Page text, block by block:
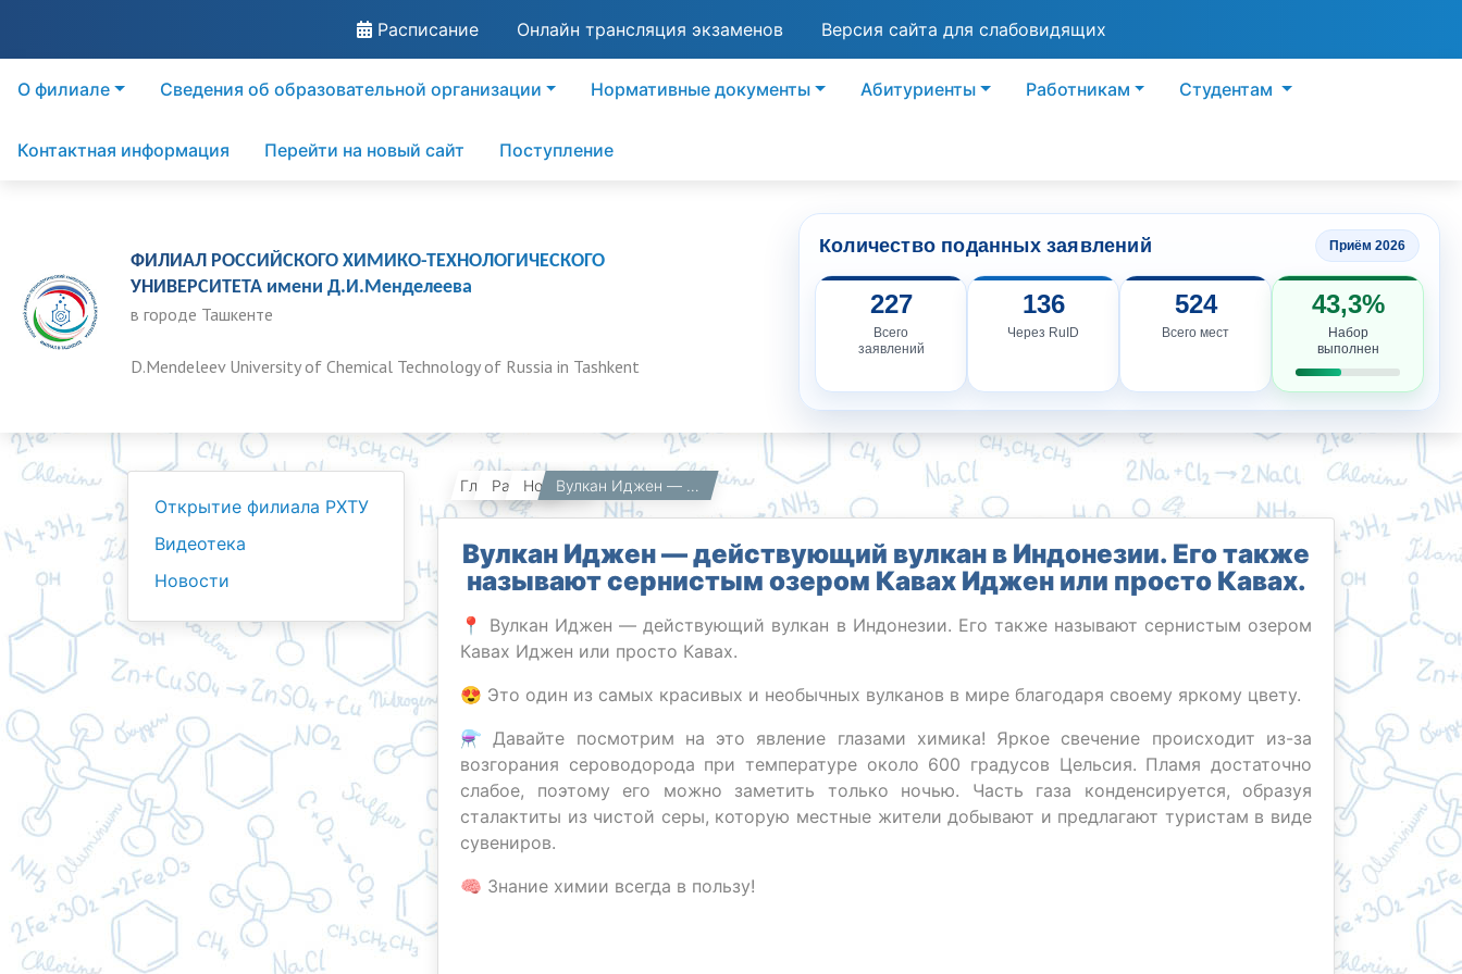
Расписание Онлайн трансляция экзаменов Версия сайта для слабовидящих
О филиале Сведения об образовательной организации Нормативные документы Абитуриенты Работникам Студентам
Контактная информация Перейти на новый сайт Поступление
ФИЛИАЛ РОССИЙСКОГО ХИМИКО-ТЕХНОЛОГИЧЕСКОГО
УНИВЕРСИТЕТА имени Д.И.Менделеева
в городе Ташкенте
D.Mendeleev University of Chemical Technology of Russia in Tashkent
Количество поданных заявлений Приём 2026
227
Всего
заявлений
136
Через RuID
524
Всего мест
43,3%
Набор
выполнен
Открытие филиала РХТУ
Видеотека
Новости
Главная Работникам Новости Вулкан Иджен — действующий вулкан в Индонезии. Его также называют сернистым озером Кавах Иджен или просто Кавах.
Вулкан Иджен — действующий вулкан в Индонезии. Его также
называют сернистым озером Кавах Иджен или просто Кавах.
📍 Вулкан Иджен — действующий вулкан в Индонезии. Его также называют сернистым озером
Кавах Иджен или просто Кавах.
😍 Это один из самых красивых и необычных вулканов в мире благодаря своему яркому цвету.
⚗️ Давайте посмотрим на это явление глазами химика! Яркое свечение происходит из-за
возгорания сероводорода при температуре около 600 градусов Цельсия. Пламя достаточно
слабое, поэтому его можно заметить только ночью. Часть газа конденсируется, образуя
сталактиты из чистой серы, которую местные жители добывают и предлагают туристам в виде
сувениров.
🧠 Знание химии всегда в пользу!